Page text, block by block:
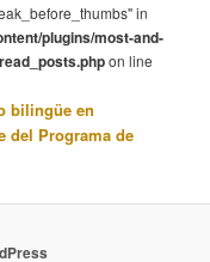
in
plugins/most-and-
on line
bilingüe en
del Programa de